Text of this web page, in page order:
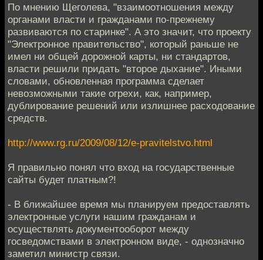
По мнению Щеголева, "взаимоотношения между
органами власти и гражданами по-прежнему
развиваются по старинке". А это значит, что проекту
"Электронное правительство", который раньше не
имел ни общей дорожной карты, ни стандартов,
власти решили придать "второе дыхание". Иными
словами, обновленная программа сделает
невозможными такие огрехи, как, например,
дублирование решений или излишнее расходование
средств.
http://www.rg.ru/2009/08/12/e-pravitelstvo.html
Я правильно понял что вход на государственные
сайты будет платным?!
- В ближайшее время мы планируем предоставлять
электронные услуги нашим гражданам и
осуществлять документооборот между
госведомствами в электронном виде, - однозначно
заметил министр связи.